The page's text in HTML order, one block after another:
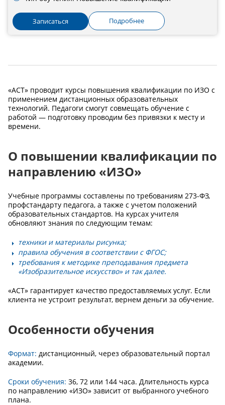
Записаться Подробнее
«АСТ» проводит курсы повышения квалификации по ИЗО с
применением дистанционных образовательных
технологий. Педагоги смогут совмещать обучение с
работой — подготовку проводим без привязки к месту и
времени.
О повышении квалификации по
направлению «ИЗО»
Учебные программы составлены по требованиям 273-ФЗ,
профстандарту педагога, а также с учетом положений
образовательных стандартов. На курсах учителя
обновляют знания по следующим темам:
техники и материалы рисунка;
правила обучения в соответствии с ФГОС;
требования к методике преподавания предмета
«Изобразительное искусство» и так далее.
«АСТ» гарантирует качество предоставляемых услуг. Если
клиента не устроит результат, вернем деньги за обучение.
Особенности обучения
Формат: дистанционный, через образовательный портал
академии.
Сроки обучения: 36, 72 или 144 часа. Длительность курса
по направлению «ИЗО» зависит от выбранного учебного
плана.